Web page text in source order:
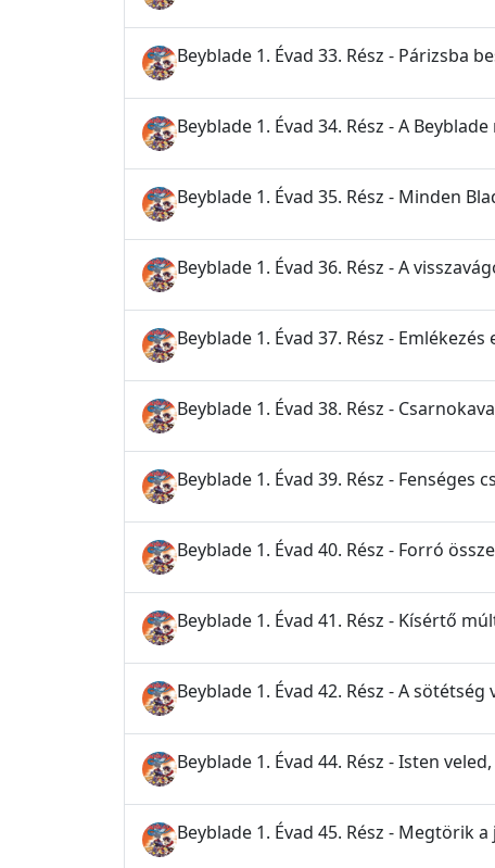
Beyblade 1. Évad 33. Rész - Párizsba
Beyblade 1. Évad 34. Rész - A
Beyblade 1. Évad 35. Rész - Minden
Beyblade 1. Évad 36. Rész - A
Beyblade 1. Évad 37. Rész -
Beyblade 1. Évad 38. Rész -
Beyblade 1. Évad 39. Rész - Fenséges
Beyblade 1. Évad 40. Rész - Forró
Beyblade 1. Évad 41. Rész - Kísértő
Beyblade 1. Évad 42. Rész - A sötétség
Beyblade 1. Évad 44. Rész - Isten veled,
Beyblade 1. Évad 45. Rész - Megtörik a